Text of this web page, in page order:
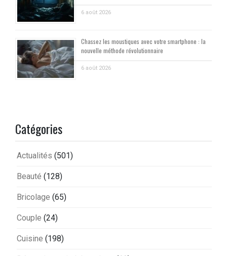
6 août 2026
Chassez les moustiques avec votre smartphone : la
nouvelle méthode révolutionnaire
6 août 2026
Catégories
Actualités (501)
Beauté (128)
Bricolage (65)
Couple (24)
Cuisine (198)